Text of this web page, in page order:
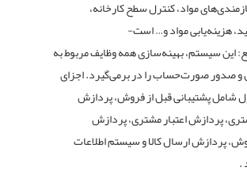
مواد، کنترل سطح کارخانه،
هزینه‌یابی مواد و… است-
این سیستم، بهینه‌سازی همه وظایف مربوط به
صدور صورت‌حساب را در برمی‌گیرد. اجزای
شامل پشتیبانی قبل از فروش، پردازش
پردازش اعتبار مشتری، پردازش
پردازش ارسال کالا و سیستم اطلاعات
.